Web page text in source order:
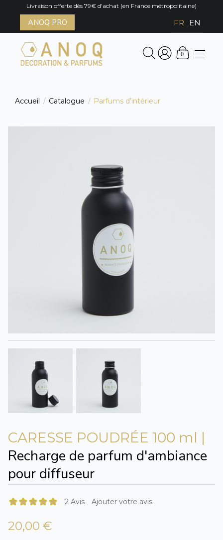
Livraison offerte dès 79€ d'achat (en France métropolitaine)
ANOQ PRO FR EN
0
Accueil / Catalogue / Parfums d’intérieur
CARESSE POUDRÉE 100 ml |
Recharge de parfum d'ambiance
pour diffuseur
2 Avis Ajouter votre avis
20,00 €